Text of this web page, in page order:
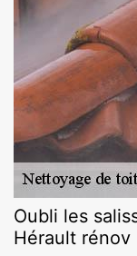
Oubli les
Hérault rénov